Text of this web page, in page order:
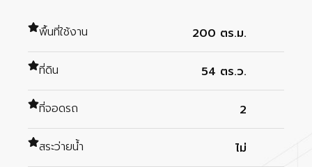
พื้นที่ใช้งาน 200 ตร.ม.
ที่ดิน 54 ตร.ว.
ที่จอดรถ 2
สระว่ายน้ำ ไม่